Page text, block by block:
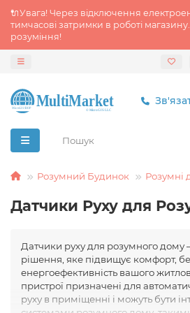
🔌Увага! Через відключення
тимчасові затримки в роботі
розуміння!
Розумний Будинок Розумні
Датчики Руху для
Датчики руху для розумного дому
рішення, яке підвищує комфорт,
енергоефективність вашого
пристрої призначені для
руху в приміщенні і можуть бути